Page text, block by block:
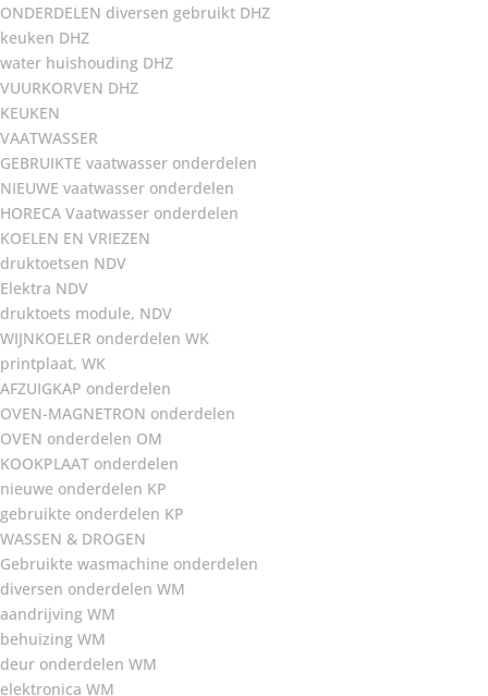
ONDERDELEN diversen gebruikt DHZ
keuken DHZ
water huishouding DHZ
VUURKORVEN DHZ
KEUKEN
VAATWASSER
GEBRUIKTE vaatwasser onderdelen
NIEUWE vaatwasser onderdelen
HORECA Vaatwasser onderdelen
KOELEN EN VRIEZEN
druktoetsen NDV
Elektra NDV
druktoets module, NDV
WIJNKOELER onderdelen WK
printplaat, WK
AFZUIGKAP onderdelen
OVEN-MAGNETRON onderdelen
OVEN onderdelen OM
KOOKPLAAT onderdelen
nieuwe onderdelen KP
gebruikte onderdelen KP
WASSEN & DROGEN
Gebruikte wasmachine onderdelen
diversen onderdelen WM
aandrijving WM
behuizing WM
deur onderdelen WM
elektronica WM